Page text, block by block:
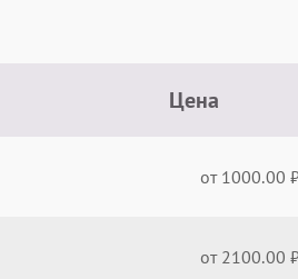
Цена
от 1000.00
от 2100.00